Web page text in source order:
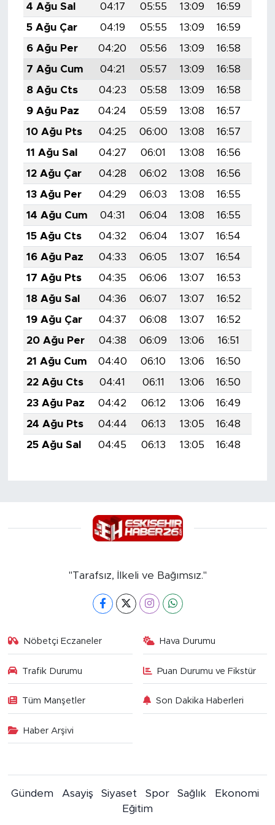
4 Ağu Sal
04:17 05:55 13:09 16:59
5 Ağu Çar
04:19 05:55 13:09 16:59
6 Ağu Per
04:20 05:56 13:09 16:58
7 Ağu Cum
04:21 05:57 13:09 16:58
8 Ağu Cts
04:23 05:58 13:09 16:58
9 Ağu Paz
04:24 05:59 13:08 16:57
10 Ağu Pts
04:25 06:00 13:08 16:57
11 Ağu Sal
04:27 06:01 13:08 16:56
12 Ağu Çar
04:28 06:02 13:08 16:56
13 Ağu Per
04:29 06:03 13:08 16:55
14 Ağu Cum
04:31 06:04 13:08 16:55
15 Ağu Cts
04:32 06:04 13:07 16:54
16 Ağu Paz
04:33 06:05 13:07 16:54
17 Ağu Pts
04:35 06:06 13:07 16:53
18 Ağu Sal
04:36 06:07 13:07 16:52
19 Ağu Çar
04:37 06:08 13:07 16:52
20 Ağu Per
04:38 06:09 13:06 16:51
21 Ağu Cum
04:40 06:10 13:06 16:50
22 Ağu Cts
04:41 06:11 13:06 16:50
23 Ağu Paz
04:42 06:12 13:06 16:49
24 Ağu Pts
04:44 06:13 13:05 16:48
25 Ağu Sal
04:45 06:13 13:05 16:48
"Tarafsız, İlkeli ve Bağımsız."
Nöbetçi Eczaneler Hava Durumu
Trafik Durumu Puan Durumu ve Fikstür
Tüm Manşetler Son Dakika Haberleri
Haber Arşivi
Gündem Asayiş Siyaset Spor Sağlık
Ekonomi
Eğitim